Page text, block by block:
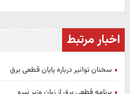
اخبار مرتبط
سخنان توانیر درباره پایان قطعی برق